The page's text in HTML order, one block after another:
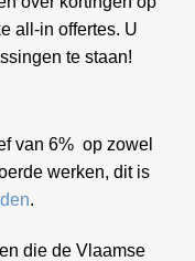
all-in offertes. U
te staan!
van 6% op zowel
werken, dit is
.
die de Vlaamse